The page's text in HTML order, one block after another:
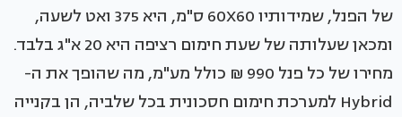
של הפנל, שמידותיו 60X60 ס"מ, היא 375 ואט לשעה,
ומכאן שעלותה של שעת חימום רציפה היא 20 א"ג בלבד.
מחירו של כל פנל 990 ₪ כולל מע"מ, מה שהופך את ה-
Hybrid למערכת חימום חסכונית בכל שלביה, הן בקנייה